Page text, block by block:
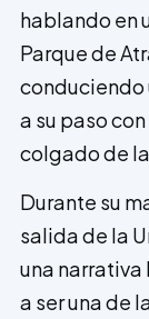
hablando en
Parque de
conduciendo
a su paso
colgado de
Durante su
salida de la
una narrativa
a ser una de